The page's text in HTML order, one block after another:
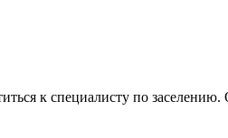
к специалисту по